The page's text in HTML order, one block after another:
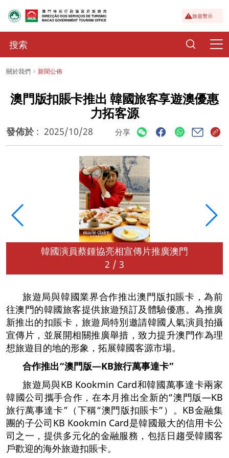
旅遊警示
關於我們 新聞公佈
澳門版扣賬卡推出 韓國旅客享遊澳優惠
力拓客源
發佈於 : 2025/10/28 分享
韓國演員蔡鍾協亮相宣傳片推廣澳門
2 / 3
旅遊局與韓國業界合作推出澳門版扣賬卡，為前
往澳門的韓國旅客提供旅遊預訂及體驗優惠。為推廣
新推出的扣賬卡，旅遊局特別邀請韓國人氣演員拍攝
宣傳片，並展開相關推廣舉措，致力提升澳門作為理
想旅遊目的地的形象，拓展韓國客源市場。
合作推出“澳門版—KB旅行萬事達卡”
旅遊局與KB Kookmin Card和韓國萬事達卡兩家
韓國公司攜手合作，在本月推出全新的“澳門版—KB
旅行萬事達卡”（下稱“澳門版扣賬卡”）。KB金融集
團的子公司KB Kookmin Card是韓國最大的信用卡公
司之一，提供多元化的金融服務，包括日趨受韓國客
戶歡迎的海外旅遊扣賬卡。